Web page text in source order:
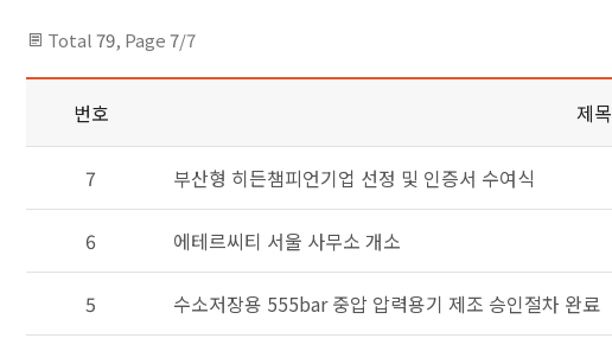
Total79, Page7/7
번호 제목
7 부산형 히든챔피언기업 선정 및 인증서 수여식
6 에테르씨티 서울 사무소 개소
5 수소저장용 555bar 중압 압력용기 제조 승인절차 완료